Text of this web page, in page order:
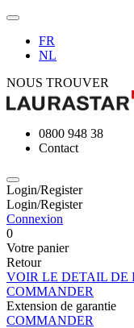
FR
NL
NOUS TROUVER
0800 948 38
Contact
Login/Register
Login/Register
Connexion
0
Votre panier
Retour
VOIR LE DETAIL DE
COMMANDER
Extension de garantie
COMMANDER